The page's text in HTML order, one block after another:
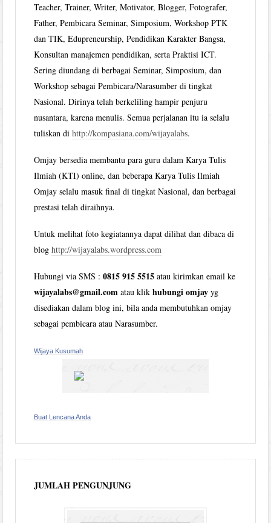
Teacher, Trainer, Writer, Motivator, Blogger, Fotografer,
Father, Pembicara Seminar, Simposium, Workshop PTK
dan TIK, Edupreneurship, Pendidikan Karakter Bangsa,
Konsultan manajemen pendidikan, serta Praktisi ICT.
Sering diundang di berbagai Seminar, Simposium, dan
Workshop sebagai Pembicara/Narasumber di tingkat
Nasional. Dirinya telah berkeliling hampir penjuru
nusantara, karena menulis. Semua perjalanan itu ia selalu
tuliskan dihttp://kompasiana.com/wijayalabs.
Omjay bersedia membantu para guru dalam Karya Tulis
Ilmiah (KTI) online, dan beberapa Karya Tulis Ilmiah
Omjay selalu masuk final di tingkat Nasional, dan berbagai
prestasi telah diraihnya.
Untuk melihat foto kegiatannya dapat dilihat dan dibaca di
bloghttp://wijayalabs.wordpress.com
Hubungi via SMS :0815 915 5515 atau kirimkan email ke
wijayalabs@gmail.com atau klikhubungi omjay yg
disediakan dalam blog ini, bila anda membutuhkan omjay
sebagai pembicara atau Narasumber.
Wijaya Kusumah
Buat Lencana Anda
JUMLAH PENGUNJUNG